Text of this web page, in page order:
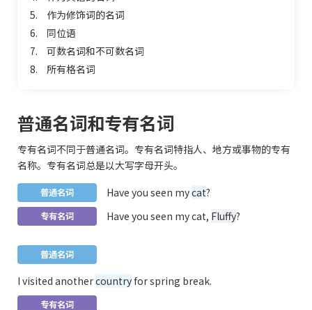
5.
作为修饰词的名词
6.
同位语
7.
可数名词和不可数名词
8.
所有格名词
普通名词和专有名词
专有名词不同于普通名词。专有名词特指人、地方或事物的专有
名称。专有名词总是以大写字母开头。
普通名词 Have you seen mycat?
专有名词 Have you seen my cat, Fluffy?
普通名词
I visited anothercountryfor spring break.
专有名词